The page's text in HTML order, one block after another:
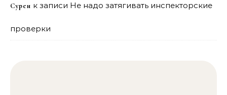
Сурен к записи Не надо затягивать инспекторские
проверки